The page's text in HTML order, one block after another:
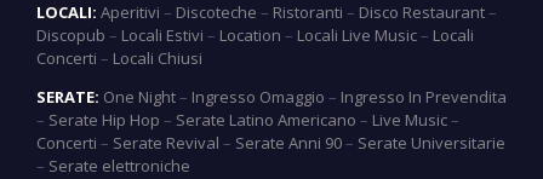
LOCALI: Aperitivi – Discoteche – Ristoranti – Disco Restaurant–
Discopub – Locali Estivi – Location – Locali Live Music– Locali
Concerti – Locali Chiusi
SERATE: One Night– Ingresso Omaggio – Ingresso In Prevendita
– Serate Hip Hop – Serate Latino Americano – Live Music–
Concerti – Serate Revival – Serate Anni 90– Serate Universitarie
– Serate elettroniche